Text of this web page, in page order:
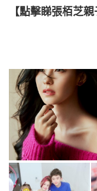
【點擊睇張栢芝親